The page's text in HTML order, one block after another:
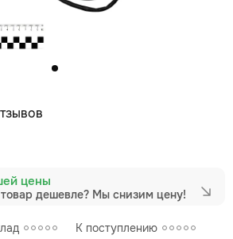
К поступлению
цены
дешевле? Мы снизим цену!